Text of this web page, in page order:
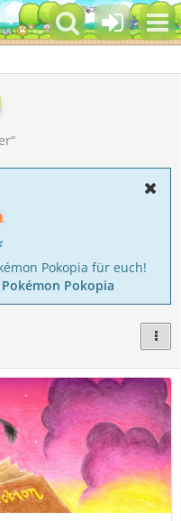
Pokopia für euch!
Pokopia